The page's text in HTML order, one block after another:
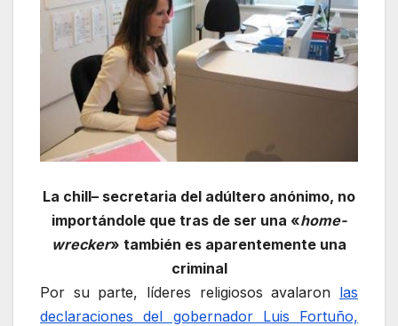
La chill– secretaria del adúltero anónimo, no
importándole que tras de ser una «home-
wrecker» también es aparentemente una
criminal
Por su parte, líderes religiosos avalaron las
declaraciones del gobernador Luis Fortuño,